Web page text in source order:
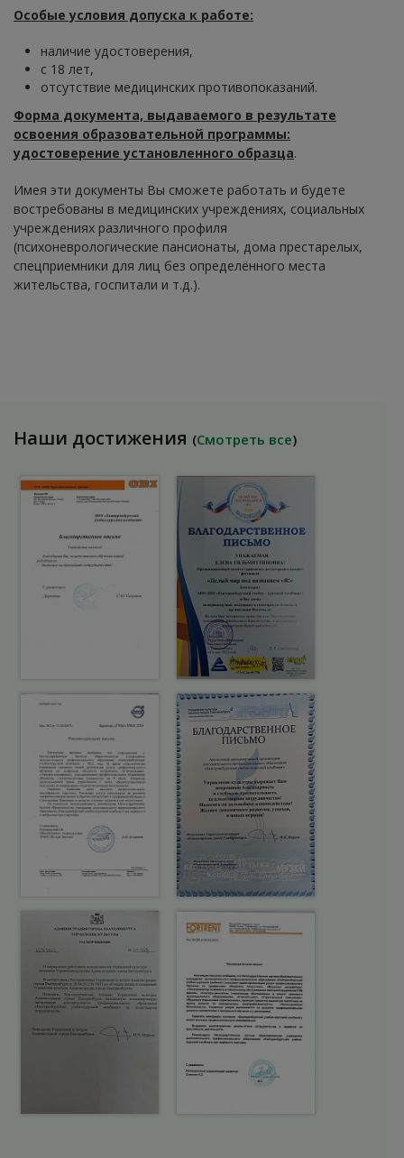
Особые условия допуска к работе:
наличие удостоверения,
с 18 лет,
отсутствие медицинских противопоказаний.
Форма документа, выдаваемого в результате
освоения образовательной программы:
удостоверение установленного образца.
Имея эти документы Вы сможете работать и будете
востребованы в медицинских учреждениях, социальных
учреждениях различного профиля
(психоневрологические пансионаты, дома престарелых,
спецприемники для лиц без определённого места
жительства, госпитали и т.д.).
Наши достижения (Смотреть все)